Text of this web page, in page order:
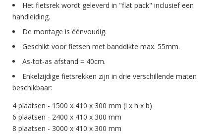
Het fietsrek wordt geleverd in "flat pack" inclusief een
handleiding.
De montage is éénvoudig.
Geschikt voor fietsen met banddikte max. 55mm.
As-tot-as afstand = 40cm.
Enkelzijdige fietsrekken zijn in drie verschillende maten
beschikbaar:
4 plaatsen - 1500 x 410 x 300 mm (l x h x b)
6 plaatsen - 2400 x 410 x 300 mm
8 plaatsen - 3000 x 410 x 300 mm